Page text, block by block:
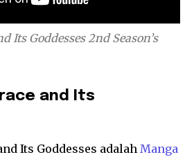
Its Goddesses 2nd Season’s
and Its
Its Goddesses adalah Manga